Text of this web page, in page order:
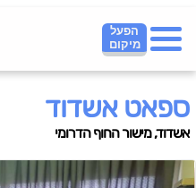
הפעל
מיקום
ספאט אשדוד
אשדוד, מישור החוף הדרומי